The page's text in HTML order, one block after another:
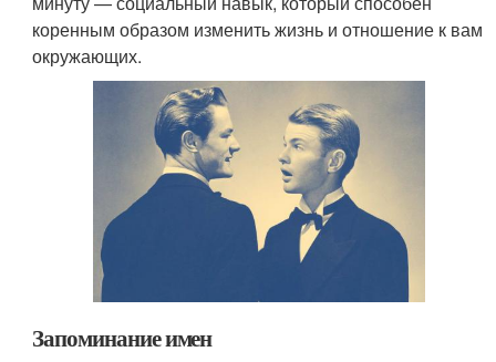
коренным образом изменить жизнь и отношение к вам
окружающих.
Запоминание имен